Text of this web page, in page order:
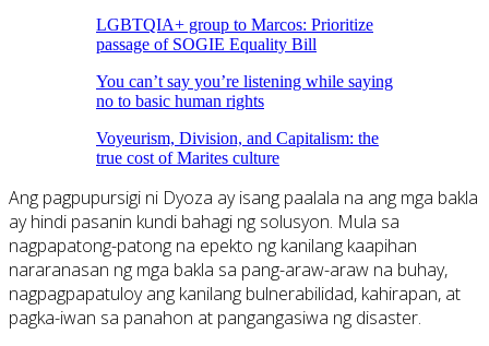
LGBTQIA+ group to Marcos: Prioritize
passage of SOGIE Equality Bill
You can’t say you’re listening while saying
no to basic human rights
Voyeurism, Division, and Capitalism: the
true cost of Marites culture
Ang pagpupursigi ni Dyoza ay isang paalala na ang mga bakla
ay hindi pasanin kundi bahagi ng solusyon. Mula sa
nagpapatong-patong na epekto ng kanilang kaapihan
nararanasan ng mga bakla sa pang-araw-araw na buhay,
nagpagpapatuloy ang kanilang bulnerabilidad, kahirapan, at
pagka-iwan sa panahon at pangangasiwa ng disaster.